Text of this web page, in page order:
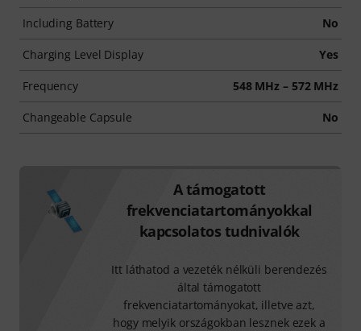
Including Battery No
Charging Level Display Yes
Frequency 548 MHz – 572 MHz
Changeable Capsule No
A támogatott
frekvenciatartományokkal
kapcsolatos tudnivalók
Itt láthatod a vezeték nélküli berendezés
által támogatott
frekvenciatartományokat, illetve azt,
hogy melyik országokban lesznek ezek a